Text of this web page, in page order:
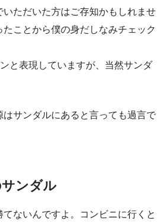
いただいた方はご存知かもしれませ
ことから僕の身だしなみチェック
と表現していますが、当然サンダ
サンダルにあると言っても過言で
ンダル
ないんですよ。コンビニに行くと